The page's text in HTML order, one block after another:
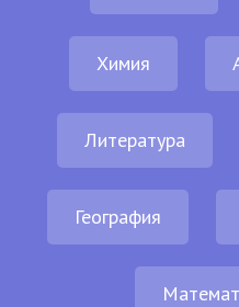
Химия
Литература
География